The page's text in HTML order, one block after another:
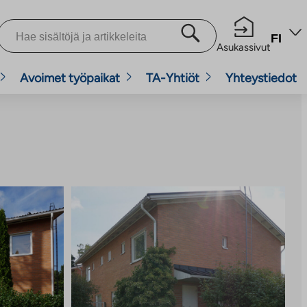
Asukassivut
FI
Avoimet työpaikat TA-Yhtiöt Yhteystiedot